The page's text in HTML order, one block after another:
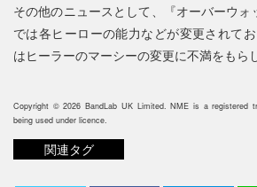
その他のニュースとして、『オーバーウ
では各ヒーローの能力などが変更されて
はヒーラーのマーシーの変更に不満をもら
Copyright © 2026 BandLab UK Limited. NME is a registered
being used under licence.
関連タグ